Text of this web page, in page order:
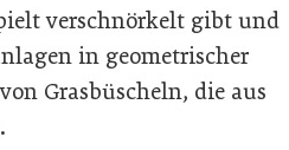
verschnörkelt gibt und
in geometrischer
Grasbüscheln, die aus